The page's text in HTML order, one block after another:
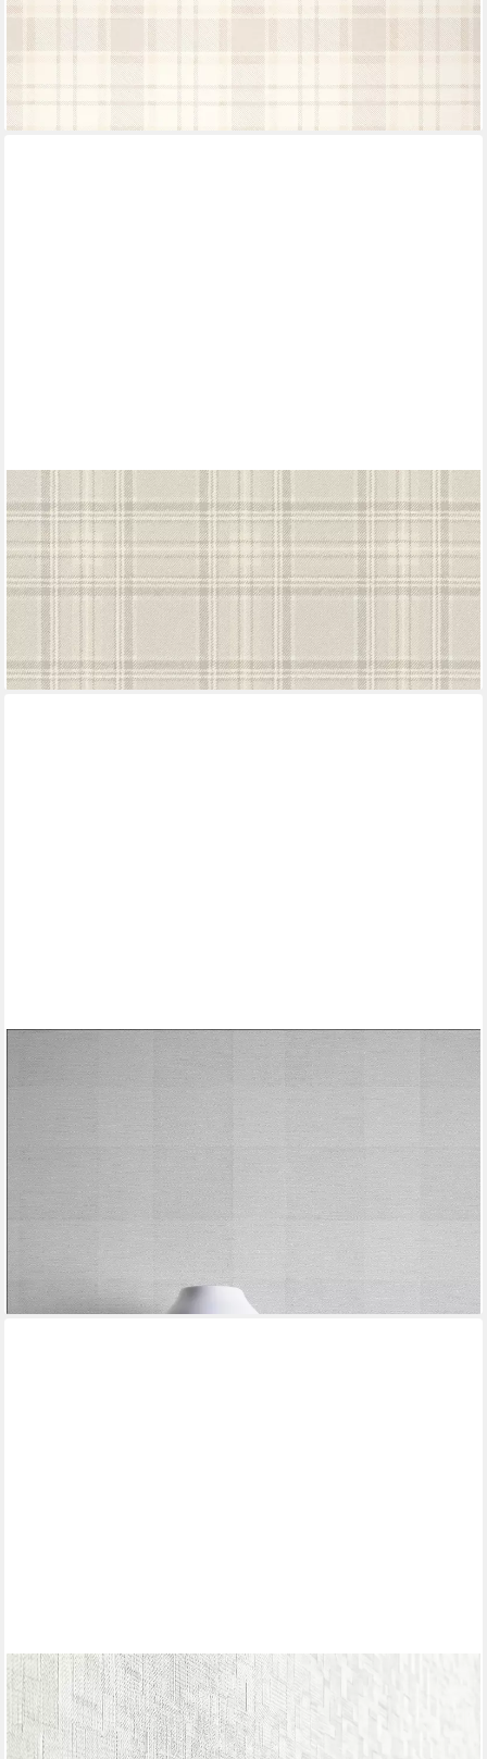
Linien für Wohnzimmer Schlafzimmer Küche, Karomuster
28,99 €
(5,44 €/ 1 qm)
lieferbar - in 2-3 Werktagen bei dir
RASCH
Vliestapete Karomuster - Vinyltapete Beige Grau, Matt,
Textiloptik, (1 Rolle, 1 St., 10,05 m x 0,53 m), gute
Lichtbeständigkeit, feucht abwischbar, restlos abziehbar
30,75 €
(5,77 €/ 1 qm)
lieferbar - in 2-3 Werktagen bei dir
A.S. CRÉATION
Vliestapete Natural Living Karotapete, leicht strukturiert, matt,
gemustert, neutral, (1 St), Tapete Kariert Vlies Vlies Wand
Tapeten Wohnzimmer Schlafzimmer Küche
ab 19,90 €
UVP
66,95 €
lieferbar - in 4-5 Werktagen bei dir
NEWROOM
Vliestapete Zalmara Hellgrau Tapete Vliestapete Blumen, Floral,
Blumenranke, strukturiert, Mustertapete
19,99 €